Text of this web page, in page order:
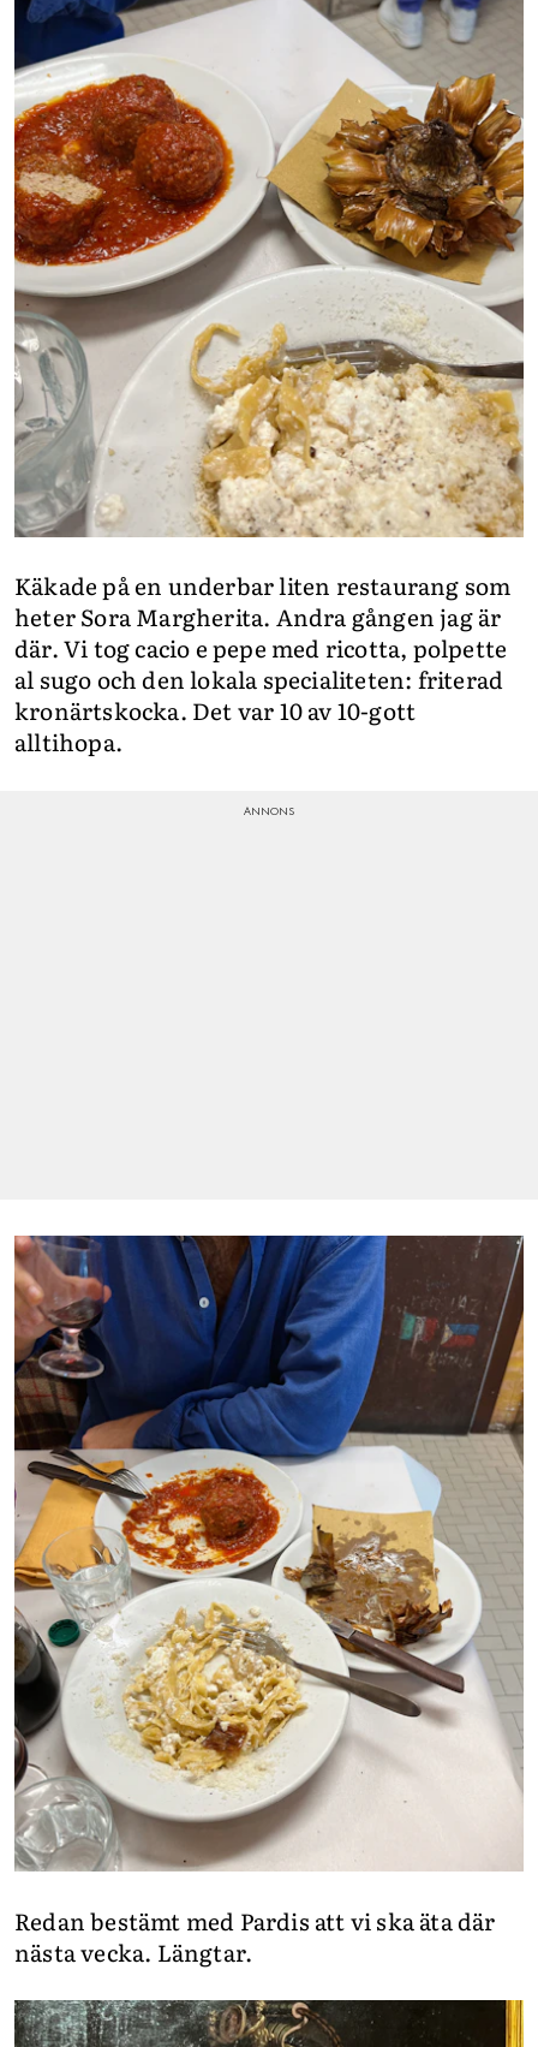
Käkade på en underbar liten restaurang som
heter Sora Margherita. Andra gången jag är
där. Vi tog cacio e pepe med ricotta, polpette
al sugo och den lokala specialiteten: friterad
kronärtskocka. Det var 10 av 10-gott
alltihopa.
Redan bestämt med Pardis att vi ska äta där
nästa vecka. Längtar.